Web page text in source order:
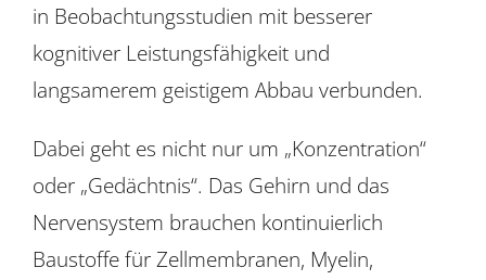
in Beobachtungsstudien mit besserer
kognitiver Leistungsfähigkeit und
langsamerem geistigem Abbau verbunden.
Dabei geht es nicht nur um „Konzentration“
oder „Gedächtnis“. Das Gehirn und das
Nervensystem brauchen kontinuierlich
Baustoffe für Zellmembranen, Myelin,